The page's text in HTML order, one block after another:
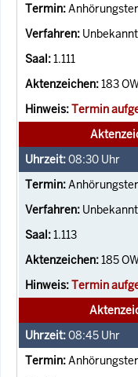
Unbekannt
1.111
183
Termin
08:30 Uhr
Unbekannt
1.113
185
Termin
08:45 Uhr